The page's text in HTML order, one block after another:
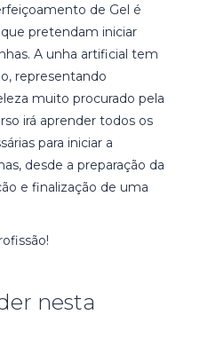
de Gel é
pretendam iniciar
A unha artificial tem
representando
muito procurado pela
irá aprender todos os
para iniciar a
desde a preparação da
e finalização de uma
nesta